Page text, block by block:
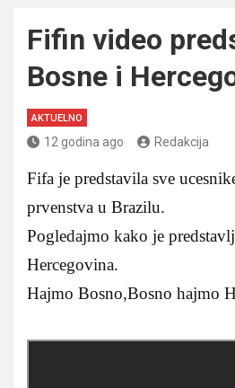
Fifin video
Bosne i
AKTUELNO
12 godina ago Redakcija
Fifa je predstavila sve
prvenstva u Brazilu.
Pogledajmo kako je
Hercegovina.
Hajmo Bosno,Bosno hajmo